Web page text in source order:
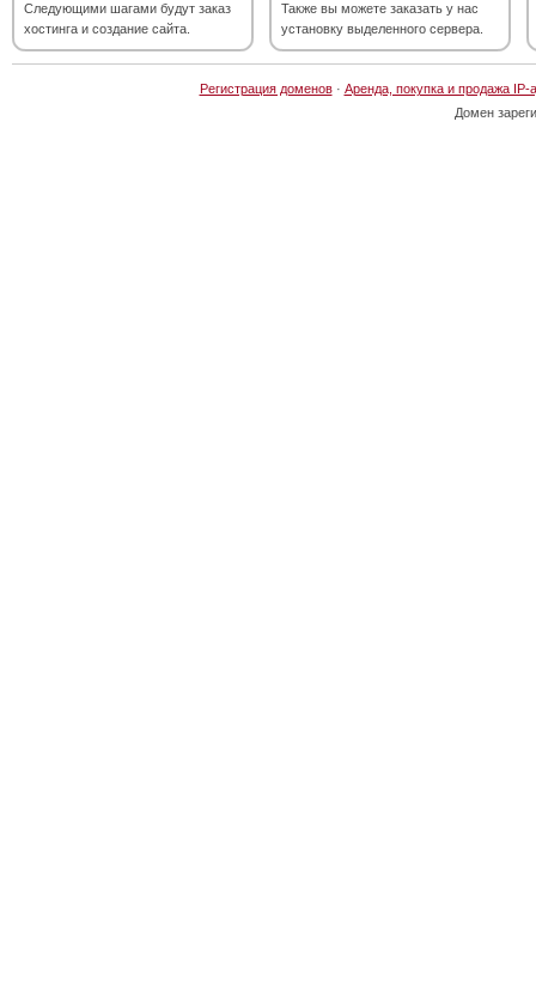
Следующими шагами будут заказ
хостинга и создание сайта.
Также вы можете заказать у нас
установку выделенного сервера.
Регистрация доменов· Аренда, покупка и продажа IP-
Домен